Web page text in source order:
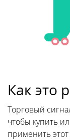
Как это
Торговый
чтобы купить
применить